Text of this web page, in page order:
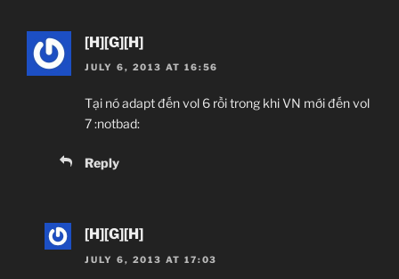
[H][G][H]
JULY 6, 2013 AT 16:56
Tại nó adapt đến vol 6 rồi trong khi VN mới đến vol
7 :notbad:
Reply
[H][G][H]
JULY 6, 2013 AT 17:03